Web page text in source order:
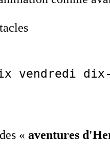
vendredi dix-
« aventures